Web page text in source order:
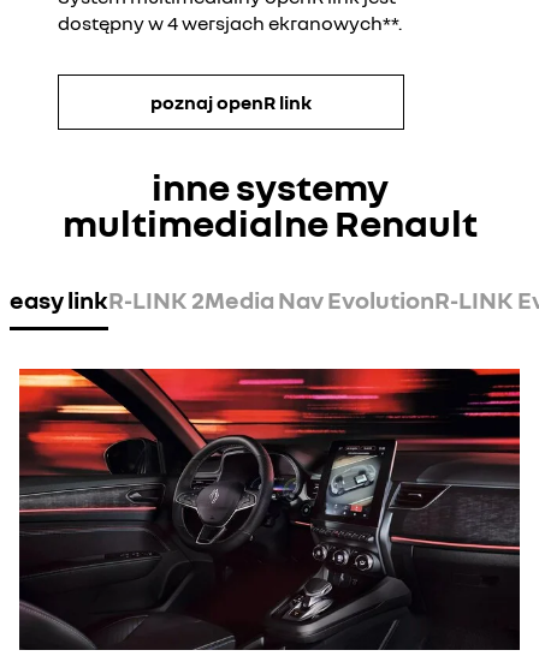
dostępny w 4 wersjach ekranowych**.
poznaj openR link
inne systemy
multimedialne Renault
easy linkR-LINK 2Media Nav EvolutionR-LINK